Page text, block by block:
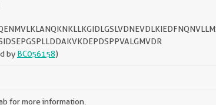
by BC056158)
for more information.